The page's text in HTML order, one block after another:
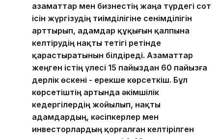
азаматтар мен бизнестің жаңа түрдегі сот
ісін жүргізудің тиімділігіне сенімділігін
арттырып, адамдар құқығын қалпына
келтірудің нақты тетігі ретінде
қарастыратынын білдіреді. Азаматтар
жеңген істің үлесі 15 пайыздан 60 пайызға
дерлік өскені - ерекше көрсеткіш. Бұл
көрсетіштің артында әкімшілік
кедергілердің жойылып, нақты
адамдардың, кәсіпкерлер мен
инвесторлардың қорғалған келтірілген